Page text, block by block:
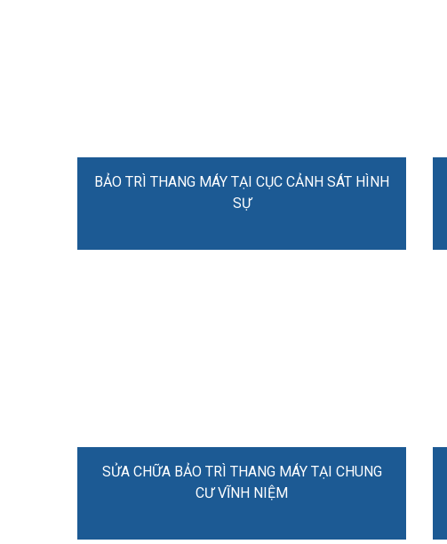
BẢO TRÌ THANG MÁY TẠI CỤC CẢNH SÁT HÌNH
SỰ
SỬA CHỮA BẢO TRÌ THANG MÁY TẠI CHUNG
CƯ VĨNH NIỆM